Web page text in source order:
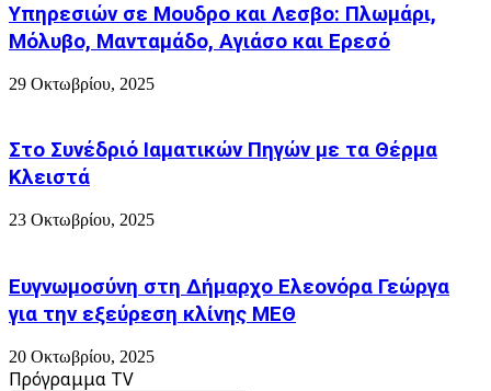
Υπηρεσιών σε Μουδρο και Λεσβο: Πλωμάρι,
Μόλυβο, Μανταμάδο, Αγιάσο και Ερεσό
29 Οκτωβρίου, 2025
Στο Συνέδριό Ιαματικών Πηγών με τα Θέρμα
Κλειστά
23 Οκτωβρίου, 2025
Ευγνωμοσύνη στη Δήμαρχο Ελεονόρα Γεώργα
για την εξεύρεση κλίνης ΜΕΘ
20 Οκτωβρίου, 2025
Πρόγραμμα TV